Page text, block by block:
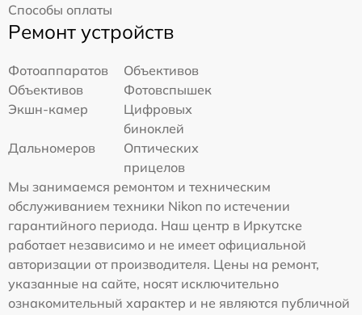
Способы оплаты
Ремонт устройств
Фотоаппаратов
Объективов
Объективов
Фотовспышек
Экшн-камер
Цифровых
биноклей
Дальномеров
Оптических
прицелов
Мы занимаемся ремонтом и техническим
обслуживанием техники Nikon по истечении
гарантийного периода. Наш центр в Иркутске
работает независимо и не имеет официальной
авторизации от производителя. Цены на ремонт,
указанные на сайте, носят исключительно
ознакомительный характер и не являются публичной